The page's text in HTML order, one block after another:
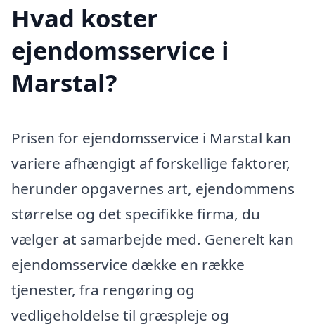
Hvad koster
ejendomsservice i
Marstal?
Prisen for ejendomsservice i Marstal kan
variere afhængigt af forskellige faktorer,
herunder opgavernes art, ejendommens
størrelse og det specifikke firma, du
vælger at samarbejde med. Generelt kan
ejendomsservice dække en række
tjenester, fra rengøring og
vedligeholdelse til græspleje og